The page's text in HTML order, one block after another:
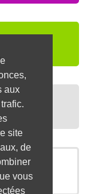
aux
site
de
vous